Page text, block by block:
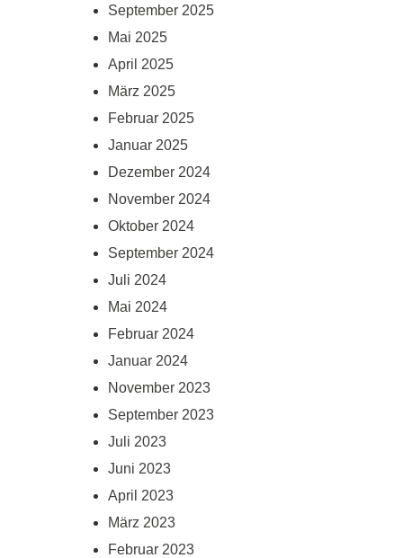
September 2025
Mai 2025
April 2025
März 2025
Februar 2025
Januar 2025
Dezember 2024
November 2024
Oktober 2024
September 2024
Juli 2024
Mai 2024
Februar 2024
Januar 2024
November 2023
September 2023
Juli 2023
Juni 2023
April 2023
März 2023
Februar 2023